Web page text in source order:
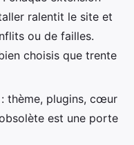
ralentit le site et
ou de failles.
choisis que trente
thème, plugins, cœur
est une porte